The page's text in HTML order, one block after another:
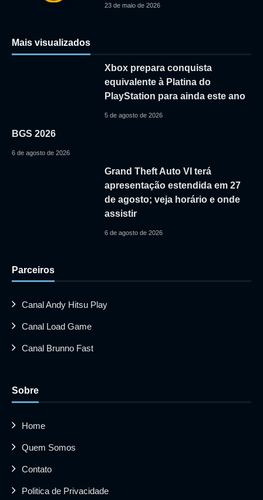
23 de maio de 2026
Mais visualizados
Xbox prepara conquista
equivalente à Platina do
PlayStation para ainda este ano
5 de agosto de 2026
BGS 2026
6 de agosto de 2026
Grand Theft Auto VI terá
apresentação estendida em 27
de agosto; veja horário e onde
assistir
6 de agosto de 2026
Parceiros
Canal Andy Hitsu Play
Canal Load Game
Canal Brunno Fast
Sobre
Home
Quem Somos
Contato
Politica de Privacidade